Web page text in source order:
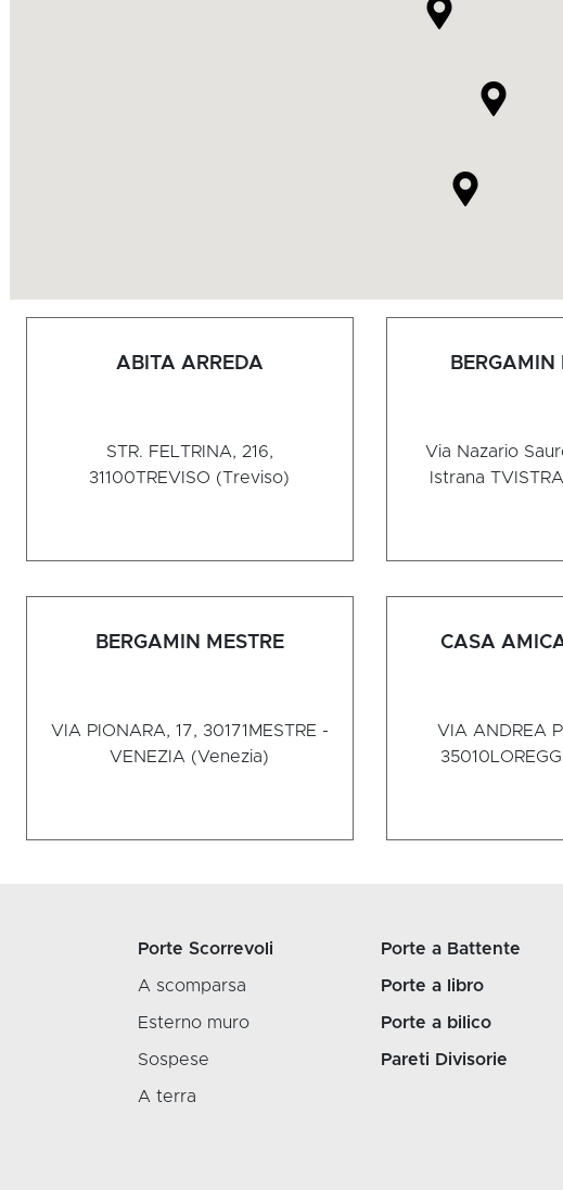
ABITA ARREDA
STR. FELTRINA, 216,
31100TREVISO (Treviso)
BERGAMIN
Via Nazario
Istrana TV
BERGAMIN MESTRE
VIA PIONARA, 17, 30171 MESTRE -
VENEZIA (Venezia)
CASA
VIA ANDREA
35010
Porte Scorrevoli
A scomparsa
Esterno muro
Sospese
A terra
Porte a Battente
Porte a libro
Porte a bilico
Pareti Divisorie